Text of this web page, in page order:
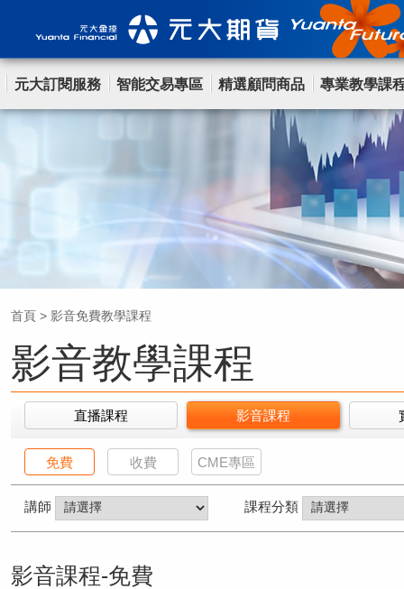
元大訂閱服務 智能交易專區 精選顧問商品 專業教學課
首頁 > 影音免費教學課程
影音教學課程
直播課程 影音課程
免費 收費 CME專區
講師 課程分類
影音課程-免費